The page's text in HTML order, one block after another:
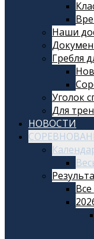
Наши
Гребля
Уголок
Для
НОВОСТИ